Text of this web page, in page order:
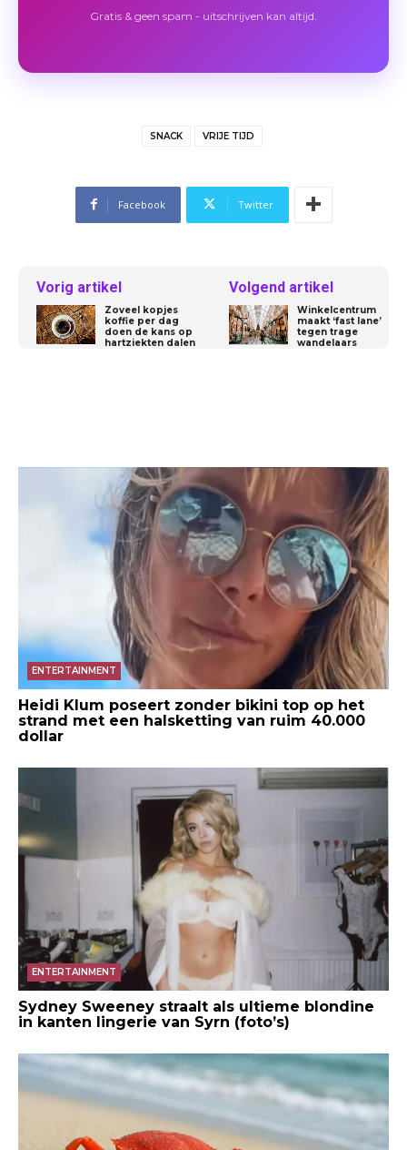
Gratis & geen spam - uitschrijven kan altijd.
SNACK VRIJE TIJD
Facebook Twitter
Vorig artikel
Zoveel kopjes
koffie per dag
doen de kans op
hartziekten dalen
Volgend artikel
Winkelcentrum
maakt ‘fast lane’
tegen trage
wandelaars
ENTERTAINMENT
Heidi Klum poseert zonder bikini top op het
strand met een halsketting van ruim 40.000
dollar
ENTERTAINMENT
Sydney Sweeney straalt als ultieme blondine
in kanten lingerie van Syrn (foto’s)